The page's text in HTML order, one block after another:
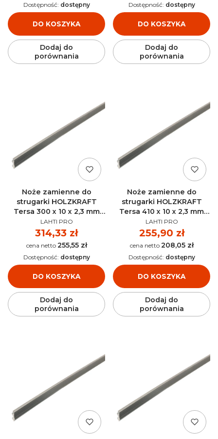
DO KOSZYKA
Dostępność: dostępny
Dodaj do
porównania
DO KOSZYKA
Dostępność: dostępny
Dodaj do
porównania
Noże zamienne do
strugarki HOLZKRAFT
Tersa 300 x 10 x 2,3 mm
M+ HSS (4 sztuk) - 5271302
PRODUCENT
LAHTI PRO
Cena
314,33 zł
Cena 255,55 zł
DO KOSZYKA
Dostępność: dostępny
Dodaj do
porównania
Noże zamienne do
strugarki HOLZKRAFT
Tersa 410 x 10 x 2,3 mm
chrom (4 sztuki) - 5270411
PRODUCENT
LAHTI PRO
Cena
255,90 zł
Cena 208,05 zł
DO KOSZYKA
Dostępność: dostępny
Dodaj do
porównania